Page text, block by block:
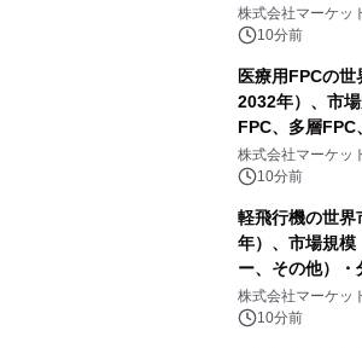
スDCモーター
表
株式会社マーケッ
10分前
医療用FPCの
2032年）、市
FPC、多層FPC
PCB）・分析
株式会社マーケッ
10分前
軽飛行機の世
年）、市場規模
ー、その他）
株式会社マーケッ
10分前